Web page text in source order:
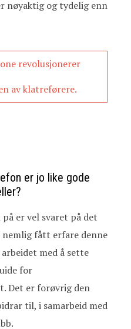
nøyaktig og tydelig enn
revolusjonerer
av klatreførere.
er jo like gode
er vel svaret på det
nemlig fått erfare denne
med å sette
for
Det er forøvrig den
til, i samarbeid med